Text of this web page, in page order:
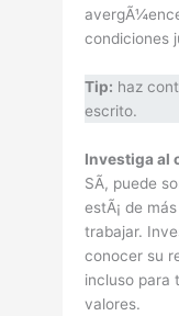
condiciones
Tip: haz
escrito.
Investiga al
SÃ­, puede
estÃ¡ de
trabajar.
conocer su
incluso para
valores.